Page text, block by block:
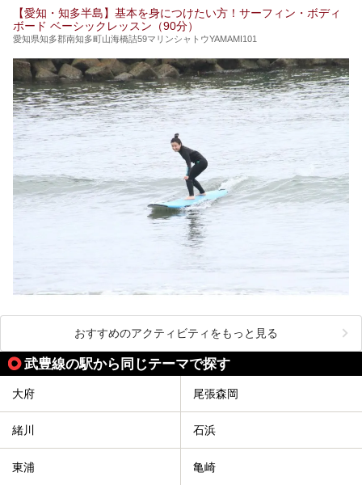
【愛知・知多半島】基本を身につけたい方！サーフィン・ボディ
ボード ベーシックレッスン（90分）
愛知県知多郡南知多町山海橋詰59マリンシャトウYAMAMI101
おすすめのアクティビティをもっと見る
武豊線の駅から同じテーマで探す
大府 尾張森岡
緒川 石浜
東浦 亀崎